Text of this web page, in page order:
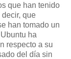
que han tenido
que
han tomado un
ha
respecto a su
del día sin